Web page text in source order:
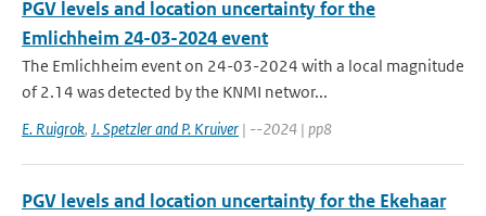
PGV levels and location uncertainty for the
Emlichheim 24-03-2024 event
The Emlichheim event on 24-03-2024 with a local magnitude
of 2.14 was detected by the KNMI networ...
E. Ruigrok, J. Spetzler and P. Kruiver | --2024 | pp8
PGV levels and location uncertainty for the Ekehaar